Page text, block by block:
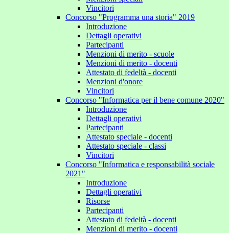
Vincitori
Concorso "Programma una storia" 2019
Introduzione
Dettagli operativi
Partecipanti
Menzioni di merito - scuole
Menzioni di merito - docenti
Attestato di fedeltà - docenti
Menzioni d'onore
Vincitori
Concorso "Informatica per il bene comune 2020"
Introduzione
Dettagli operativi
Partecipanti
Attestato speciale - docenti
Attestato speciale - classi
Vincitori
Concorso "Informatica e responsabilità sociale
2021"
Introduzione
Dettagli operativi
Risorse
Partecipanti
Attestato di fedeltà - docenti
Menzioni di merito - docenti